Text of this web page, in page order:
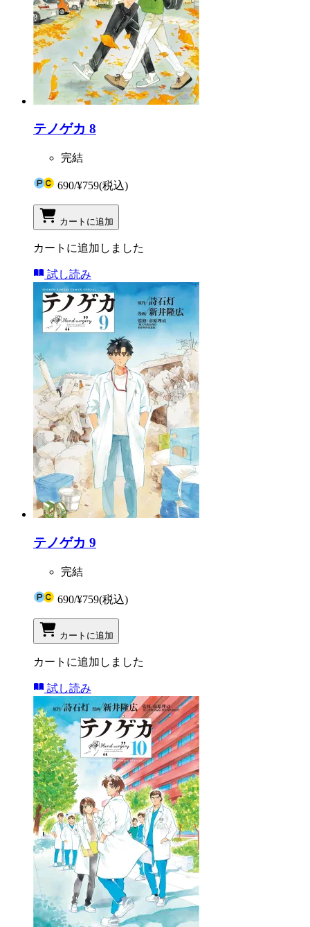
テノゲカ 8
完結
690/¥759(税込)
カートに追加
カートに追加しました
試し読み
テノゲカ 9
完結
690/¥759(税込)
カートに追加
カートに追加しました
試し読み